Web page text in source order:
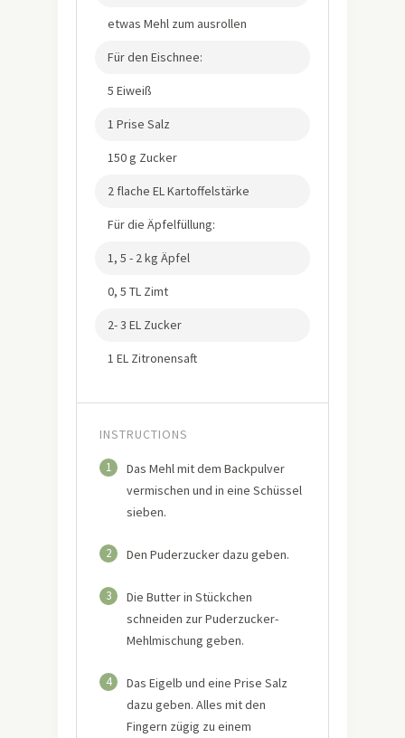
etwas Mehl zum ausrollen
Für den Eischnee:
5 Eiweiß
1 Prise Salz
150 g Zucker
2 flache EL Kartoffelstärke
Für die Äpfelfüllung:
1, 5 - 2 kg Äpfel
0, 5 TL Zimt
2- 3 EL Zucker
1 EL Zitronensaft
INSTRUCTIONS
1
Das Mehl mit dem Backpulver
vermischen und in eine Schüssel
sieben.
2 Den Puderzucker dazu geben.
3
Die Butter in Stückchen
schneiden zur Puderzucker-
Mehlmischung geben.
4
Das Eigelb und eine Prise Salz
dazu geben. Alles mit den
Fingern zügig zu einem